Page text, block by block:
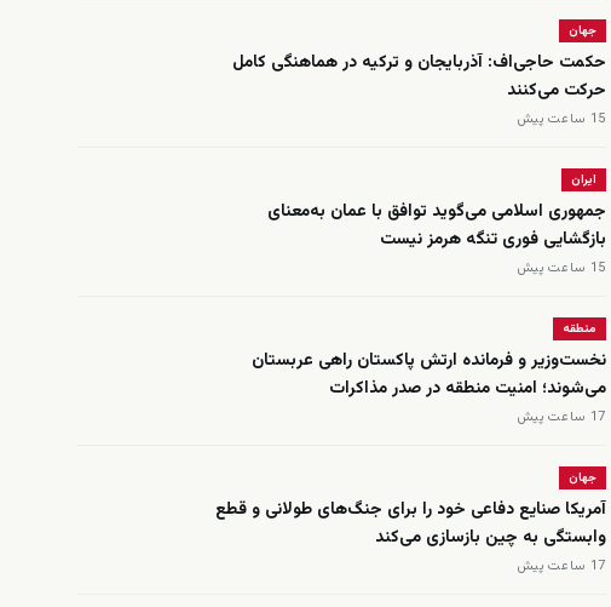
جهان
حکمت حاجی‌اف: آذربایجان و ترکیه در هماهنگی کامل
حرکت می‌کنند
15 ساعت پیش
ایران
جمهوری اسلامی می‌گوید توافق با عمان به‌معنای
بازگشایی فوری تنگه هرمز نیست
15 ساعت پیش
منطقه
نخست‌وزیر و فرمانده ارتش پاکستان راهی عربستان
می‌شوند؛ امنیت منطقه در صدر مذاکرات
17 ساعت پیش
جهان
آمریکا صنایع دفاعی خود را برای جنگ‌های طولانی و قطع
وابستگی به چین بازسازی می‌کند
17 ساعت پیش